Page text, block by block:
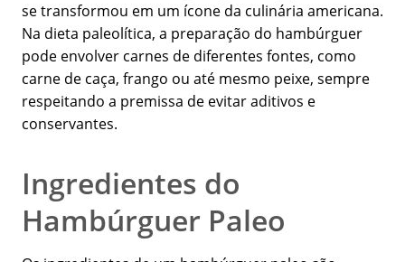
se transformou em um ícone da culinária americana.
Na dieta paleolítica, a preparação do hambúrguer
pode envolver carnes de diferentes fontes, como
carne de caça, frango ou até mesmo peixe, sempre
respeitando a premissa de evitar aditivos e
conservantes.
Ingredientes do
Hambúrguer Paleo